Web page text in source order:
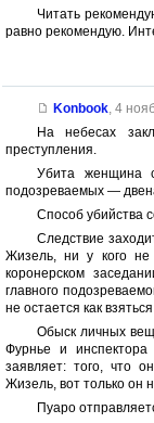
Читать
равно рекомендую.
Konbook, 4
На небесах
преступления.
Убита женщина
подозреваемых —
Способ убийства
Следствие
Жизель, ни у кого не
коронерском
главного
не остается как
Обыск личных
Фурнье и
заявляет: того, что
Жизель, вот только он
Пуаро